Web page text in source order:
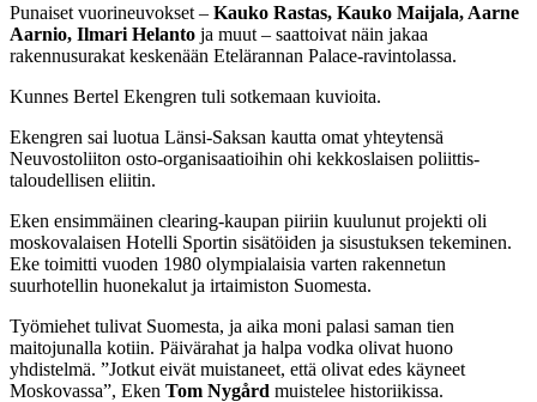
Punaiset vuorineuvokset – Kauko Rastas, Kauko Maijala, Aarne
Aarnio, Ilmari Helanto ja muut – saattoivat näin jakaa
rakennusurakat keskenään Etelärannan Palace-ravintolassa.
Kunnes Bertel Ekengren tuli sotkemaan kuvioita.
Ekengren sai luotua Länsi-Saksan kautta omat yhteytensä
Neuvostoliiton osto-organisaatioihin ohi kekkoslaisen poliittis-
taloudellisen eliitin.
Eken ensimmäinen clearing-kaupan piiriin kuulunut projekti oli
moskovalaisen Hotelli Sportin sisätöiden ja sisustuksen tekeminen.
Eke toimitti vuoden 1980 olympialaisia varten rakennetun
suurhotellin huonekalut ja irtaimiston Suomesta.
Työmiehet tulivat Suomesta, ja aika moni palasi saman tien
maitojunalla kotiin. Päivärahat ja halpa vodka olivat huono
yhdistelmä. ”Jotkut eivät muistaneet, että olivat edes käyneet
Moskovassa”, Eken Tom Nygård muistelee historiikissa.